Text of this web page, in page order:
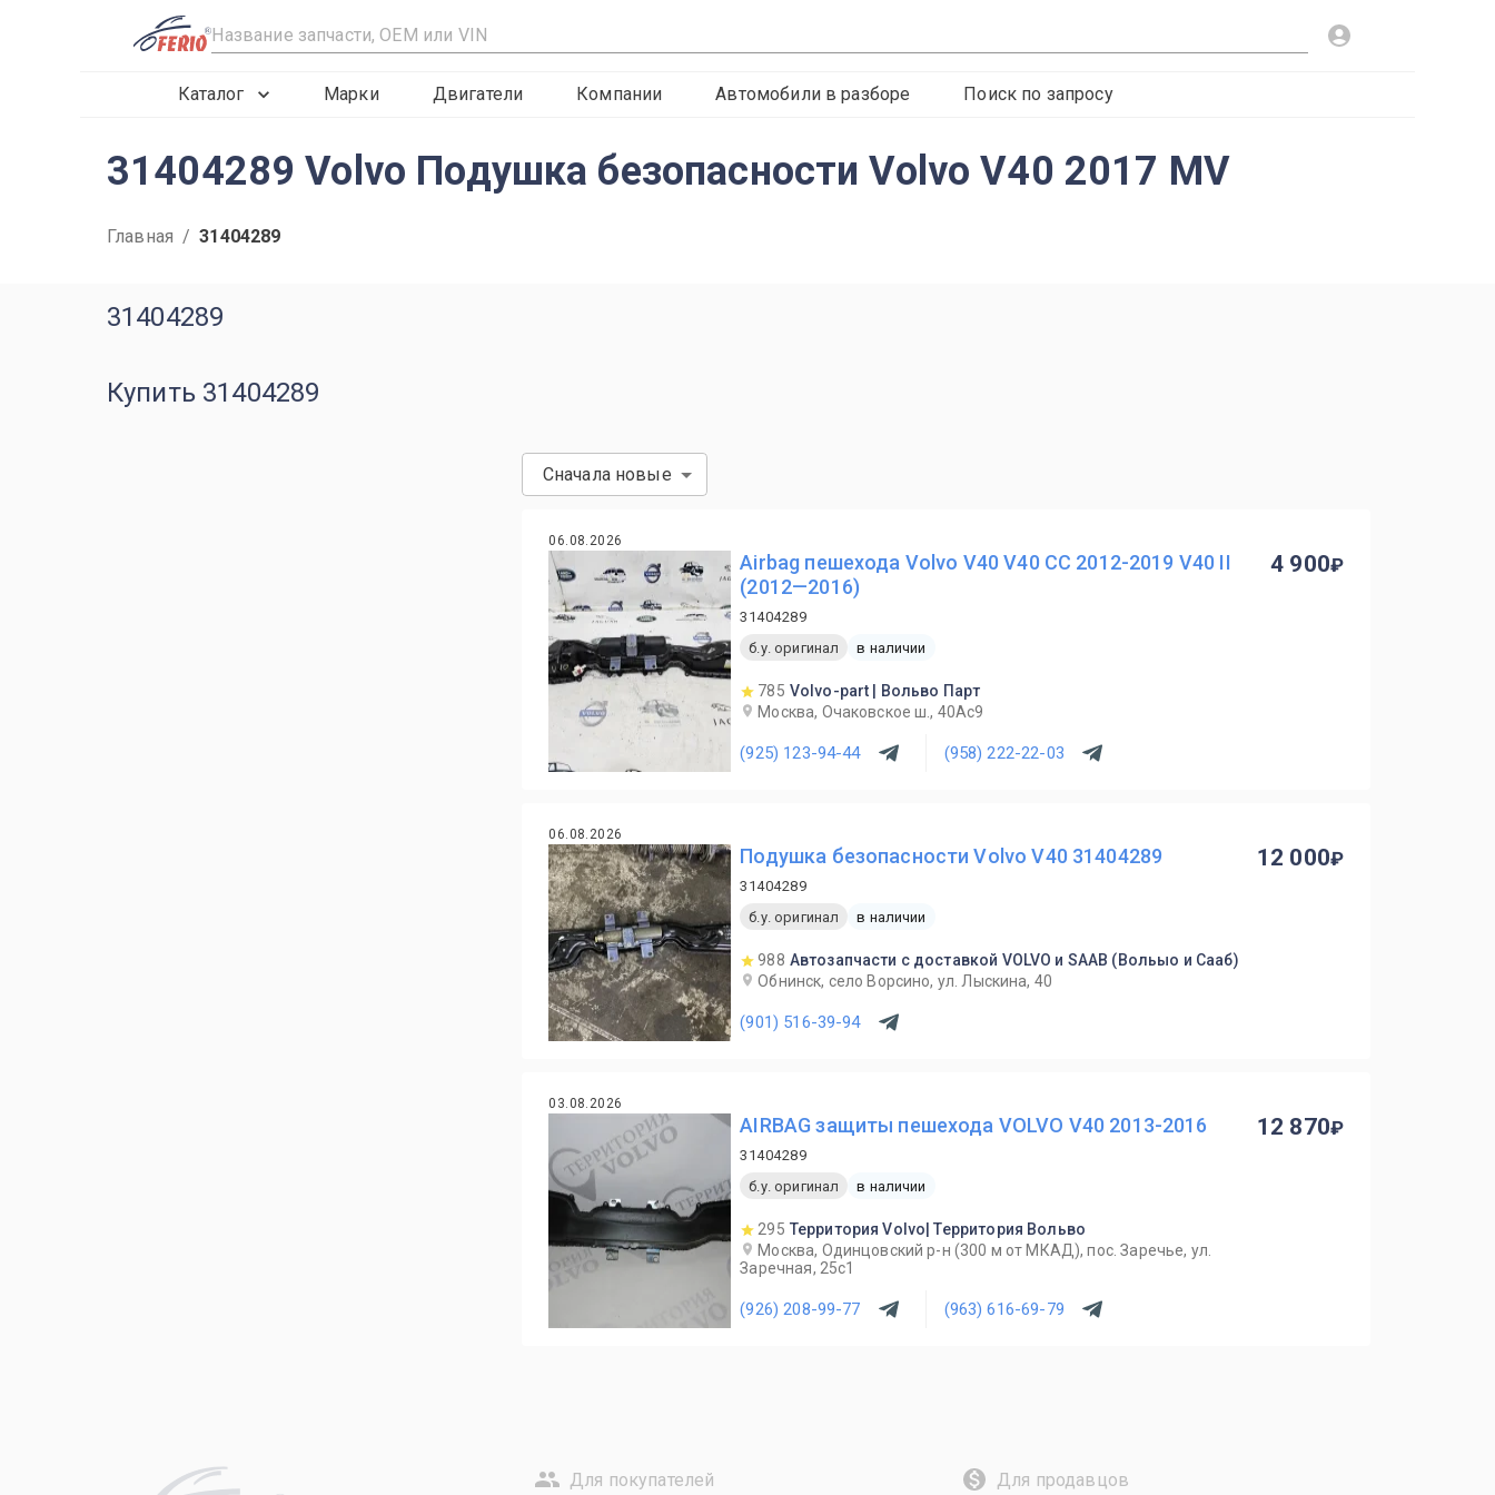
R
Каталог Марки Двигатели Компании Автомобили в разборе Поиск по запросу
31404289 Volvo Подушка безопасности Volvo V40 2017 MV
Главная / 31404289
31404289
Купить 31404289
Сначала новые
06.08.2026
Airbag пешехода Volvo V40 V40 CC 2012-2019 V40 II
(2012—2016)
31404289
б.у. оригинал
в наличии
785 Volvo-part | Вольво Парт
Москва, Очаковское ш., 40Ас9
(925) 123-94-44 (958) 222-22-03
4 900
06.08.2026
Подушка безопасности Volvo V40 31404289
31404289
б.у. оригинал
в наличии
988 Автозапчасти с доставкой VOLVO и SAAB (Вольыо и Сааб)
Обнинск, село Ворсино, ул. Лыскина, 40
(901) 516-39-94
12 000
03.08.2026
AIRBAG защиты пешехода VOLVO V40 2013-2016
31404289
б.у. оригинал
в наличии
295 Территория Volvo| Территория Вольво
Москва, Одинцовский р-н (300 м от МКАД), пос. Заречье, ул.
Заречная, 25с1
(926) 208-99-77 (963) 616-69-79
12 870
Для покупателей Для продавцов